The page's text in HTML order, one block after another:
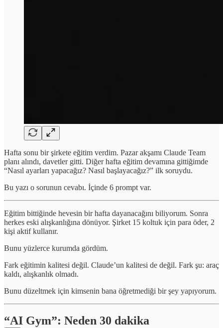
Hafta sonu bir şirkete eğitim verdim. Pazar akşamı Claude Team
planı alındı, davetler gitti. Diğer hafta eğitim devamına gittiğimde
“Nasıl ayarları yapacağız? Nasıl başlayacağız?” ilk soruydu.
Bu yazı o sorunun cevabı. İçinde 6 prompt var.
Eğitim bittiğinde hevesin bir hafta dayanacağını biliyorum. Sonra
herkes eski alışkanlığına dönüyor. Şirket 15 koltuk için para öder, 2
kişi aktif kullanır.
Bunu yüzlerce kurumda gördüm.
Fark eğitimin kalitesi değil. Claude’un kalitesi de değil. Fark şu: araç
kaldı, alışkanlık olmadı.
Bunu düzeltmek için kimsenin bana öğretmediği bir şey yapıyorum.
“AI Gym”: Neden 30 dakika